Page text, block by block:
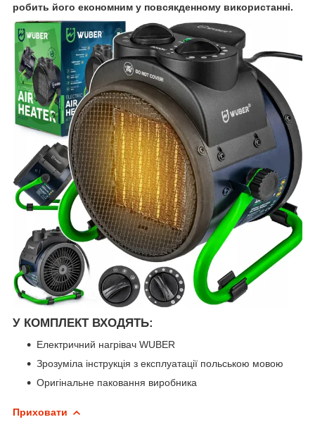
робить його економним у повсякденному використанні.
У КОМПЛЕКТ ВХОДЯТЬ:
Електричний нагрівач WUBER
Зрозуміла інструкція з експлуатації польською мовою
Оригінальне паковання виробника
Приховати